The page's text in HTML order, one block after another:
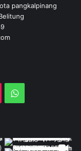
pangkalpinang
TikTokWhatsApp